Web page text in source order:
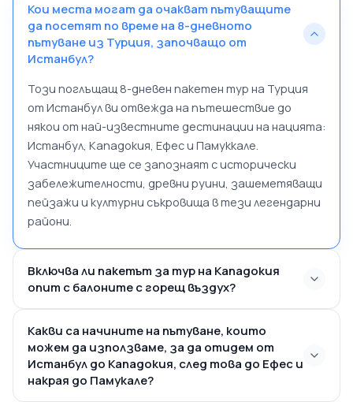
Кои места могат да очакват пътуващите
да посетят по време на 8-дневното
пътуване из Турция, започващо от
Истанбул?
Този поглъщащ 8-дневен пакетен тур на Турция
от Истанбул ви отвежда на пътешествие до
някои от най-известните дестинации на нацията:
Истанбул, Кападокия, Ефес и Памуккале.
Участниците ще се запознаят с исторически
забележителности, древни руини, зашеметяващи
пейзажи и културни съкровища в тези легендарни
райони.
Включва ли пакетът за тур на Кападокия
опит с балоните с горещ въздух?
Какви са начините на пътуване, които
можем да използваме, за да отидем от
Истанбул до Кападокия, след това до Ефес и
накрая до Памукале?